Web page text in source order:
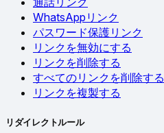
WhatsAppリンク
パスワード保護リンク
リンクを無効にする
リンクを削除する
すべてのリンクを削除する
リンクを複製する
リダイレクトルール